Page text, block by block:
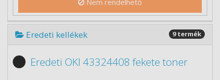
Nem rendelhető
Eredeti kellékek 9 termék
Eredeti OKI 43324408 fekete toner